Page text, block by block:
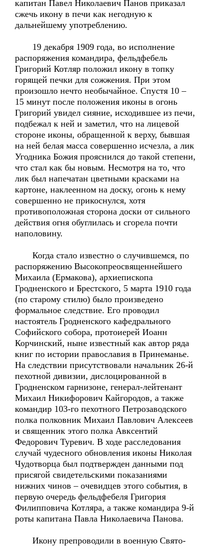
капитан Павел Николаевич Панов приказал
сжечь икону в печи как негодную к
дальнейшему употреблению.
19 декабря 1909 года, во исполнение
распоряжения командира, фельдфебель
Григорий Котляр положил икону в топку
горящей печки для сожжения. При этом
произошло нечто необычайное. Спустя 10 –
15 минут после положения иконы в огонь
Григорий увидел сияние, исходившее из печи,
подбежал к ней и заметил, что на лицевой
стороне иконы, обращенной к верху, бывшая
на ней белая масса совершенно исчезла, а лик
Угодника Божия прояснился до такой степени,
что стал как бы новым. Несмотря на то, что
лик был напечатан цветными красками на
картоне, наклеенном на доску, огонь к нему
совершенно не прикоснулся, хотя
противоположная сторона доски от сильного
действия огня обуглилась и сгорела почти
наполовину.
Когда стало известно о случившемся, по
распоряжению Высокопреосвященнейшего
Михаила (Ермакова), архиепископа
Гродненского и Брестского, 5 марта 1910 года
(по старому стилю) было произведено
формальное следствие. Его проводил
настоятель Гродненского кафедрального
Софийского собора, протоиерей Иоанн
Корчинский, ныне известный как автор ряда
книг по истории православия в Принеманье.
На следствии присутствовали начальник 26-й
пехотной дивизии, дислоцированной в
Гродненском гарнизоне, генерал-лейтенант
Михаил Никифорович Кайгородов, а также
командир 103-го пехотного Петрозаводского
полка полковник Михаил Павлович Алексеев
и священник этого полка Авксентий
Федорович Туревич. В ходе расследования
случай чудесного обновления иконы Николая
Чудотворца был подтвержден данными под
присягой свидетельскими показаниями
нижних чинов – очевидцев этого события, в
первую очередь фельдфебеля Григория
Филипповича Котляра, а также командира 9-й
роты капитана Павла Николаевича Панова.
Икону препроводили в военную Свято-